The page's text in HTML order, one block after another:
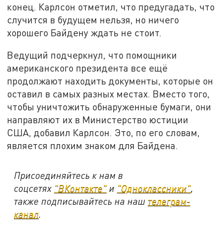
конец. Карлсон отметил, что предугадать, что
случится в будущем нельзя, но ничего
хорошего Байдену ждать не стоит.
Ведущий подчеркнул, что помощники
американского президента все ещё
продолжают находить документы, которые он
оставил в самых разных местах. Вместо того,
чтобы уничтожить обнаруженные бумаги, они
направляют их в Министерство юстиции
США, добавил Карлсон. Это, по его словам,
является плохим знаком для Байдена.
Присоединяйтесь к нам в
соцсетях "ВКонтакте" и "Одноклассники",
также подписывайтесь на наш телеграм-
канал.